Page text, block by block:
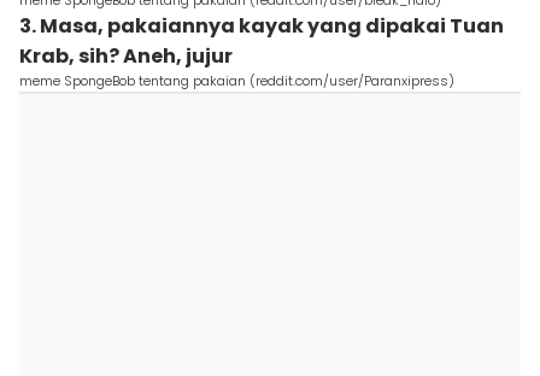
3. Masa, pakaiannya kayak yang dipakai Tuan
Krab, sih? Aneh, jujur
meme SpongeBob tentang pakaian (reddit.com/user/Paranxipress)